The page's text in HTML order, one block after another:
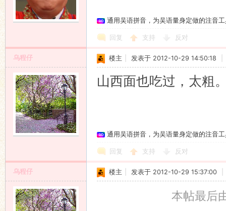
通用吴语拼音，为吴语量身定做的注音
回复 支持 反对
乌程仔 楼主 发表于 2012-10-29 14:50:18
山西面也吃过，太粗
通用吴语拼音，为吴语量身定做的注音
回复 支持 反对
乌程仔 楼主 发表于 2012-10-29 15:37:00
本帖最后